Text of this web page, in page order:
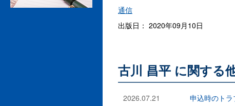
通信
出版日： 2020年09月10日
古川 昌平 に関する
2026.07.21 申込時のト